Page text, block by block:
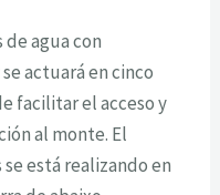
agua con
actuará en cinco
facilitar el acceso y
al monte. El
está realizando en